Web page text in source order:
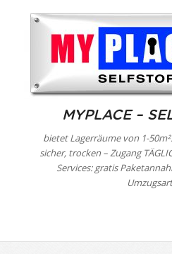
MYPLACE –
bietet Lagerräume von 1-
sicher, trocken – Zugang
Services: gratis